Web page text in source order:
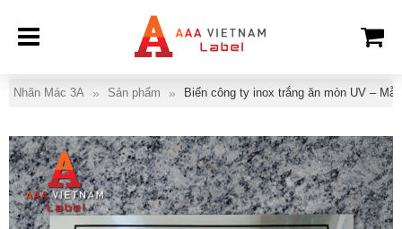
Nhãn Mác 3A Sản phẩm Biển công ty inox trắng ăn mòn UV –